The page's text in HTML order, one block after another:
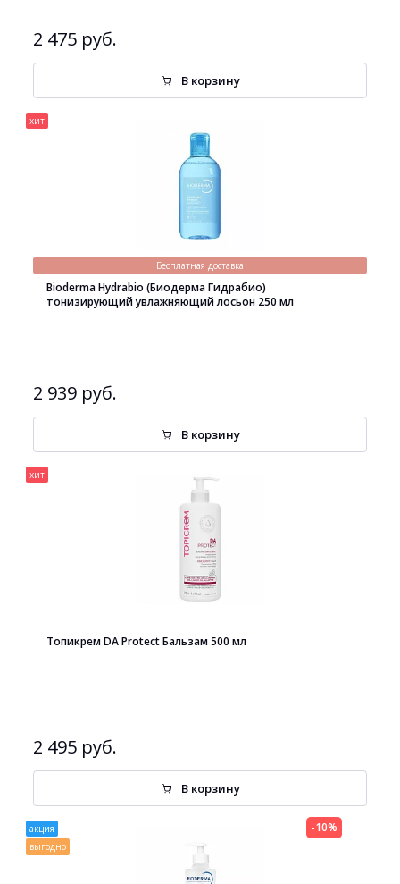
2 475 руб.
В корзину
хит
Бесплатная доставка
Bioderma Hydrabio (Биодерма Гидрабио)
тонизирующий увлажняющий лосьон 250 мл
2 939 руб.
В корзину
хит
Топикрем DA Protect Бальзам 500 мл
2 495 руб.
В корзину
акция
выгодно
-10%